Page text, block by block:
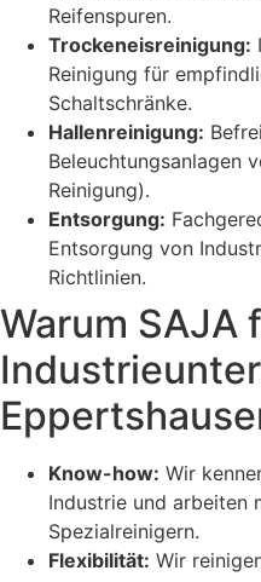
Reifenspuren.
Trockeneisreinigung:
Reinigung für
Schaltschränke.
Hallenreinigung:
Beleuchtungsanlagen
Reinigung).
Entsorgung:
Entsorgung von
Richtlinien.
Warum SAJA
Know-how: Wir
Industrie und arbeiten
Spezialreinigern.
Flexibilität: Wir